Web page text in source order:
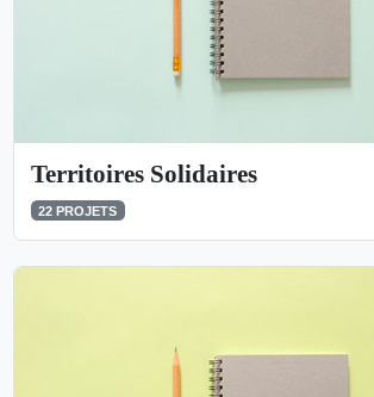
Territoires Solidaires
22 PROJETS